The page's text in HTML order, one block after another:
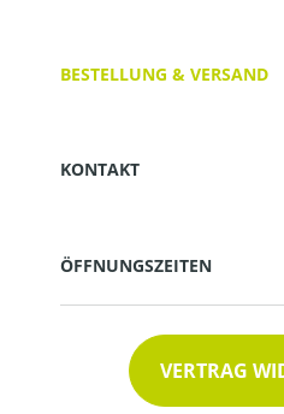
BESTELLUNG & VERSAND
KONTAKT
ÖFFNUNGSZEITEN
VERTRAG